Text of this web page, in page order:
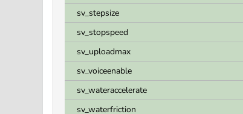
sv_stepsize
sv_stopspeed
sv_uploadmax
sv_voiceenable
sv_wateraccelerate
sv_waterfriction